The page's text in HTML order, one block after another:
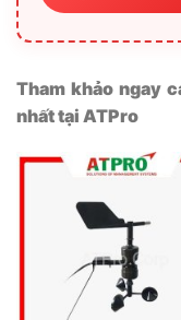
Tham khảo ngay
nhất tại ATPro